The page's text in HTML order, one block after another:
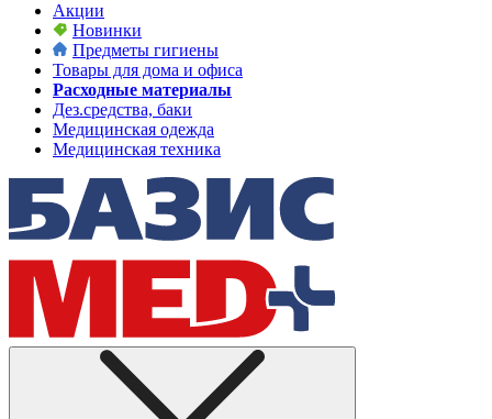
Акции
Новинки
Предметы гигиены
Товары для дома и офиса
Расходные материалы
Дез.средства, баки
Медицинская одежда
Медицинская техника